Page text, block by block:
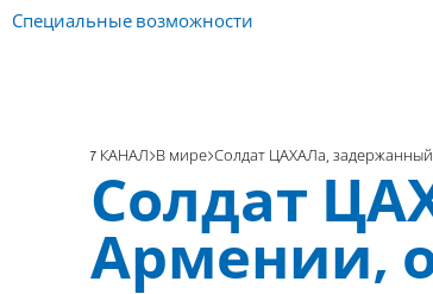
Специальные возможности
7 КАНАЛ В мире Солдат ЦАХАЛа,
Солдат
Армении,